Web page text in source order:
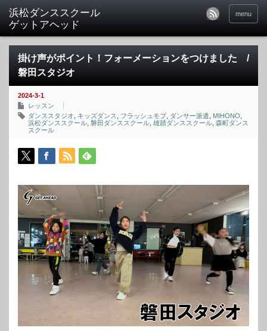
menu
掛け声がポイント！フォーメーションをつけました /
磐田スタジオ
2024-3-1
レッスン
ダンススタジオ
キッズダンス フラッシュモブ ダンサー派遣 MIHONO
浜松ダンススクール 磐田ダンススクール 雄踏ダンススクール 森町ダンス
スクール